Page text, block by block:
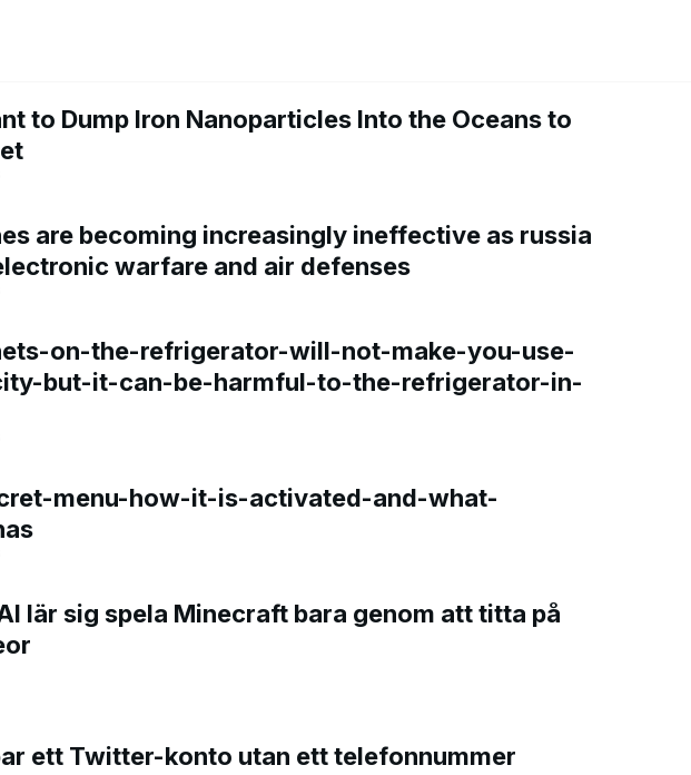
to Dump Iron Nanoparticles Into the Oceans to
are becoming increasingly ineffective as russia
warfare and air defenses
on-the-refrigerator-will-not-make-you-use-
but-it-can-be-harmful-to-the-refrigerator-in-
menu-how-it-is-activated-and-what-
lär sig spela Minecraft bara genom att titta på
ett Twitter-konto utan ett telefonnummer